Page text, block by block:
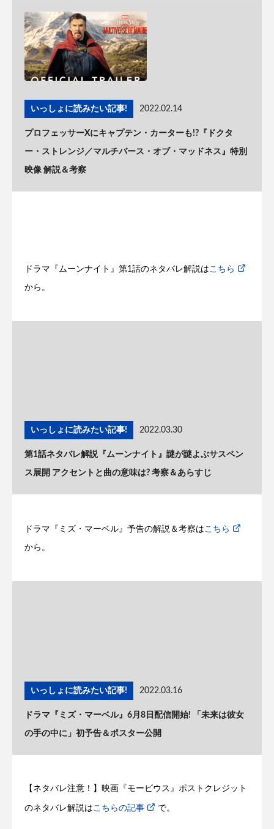
いっしょに読みたい記事! 2022.02.14
プロフェッサーXにキャプテン・カーターも!?『ドクタ
ー・ストレンジ／マルチバース・オブ・マッドネス』特別
映像 解説＆考察
ドラマ『ムーンナイト』第1話のネタバレ解説は こちら
から。
いっしょに読みたい記事! 2022.03.30
第1話ネタバレ解説『ムーンナイト』謎が謎よぶサスペン
ス展開 アクセントと曲の意味は? 考察＆あらすじ
ドラマ『ミズ・マーベル』予告の解説＆考察はこちら
から。
いっしょに読みたい記事! 2022.03.16
ドラマ『ミズ・マーベル』6月8日配信開始! 「未来は彼女
の手の中に」初予告＆ポスター公開
【ネタバレ注意！】映画『モービウス』ポストクレジット
のネタバレ解説は こちらの記事 で。